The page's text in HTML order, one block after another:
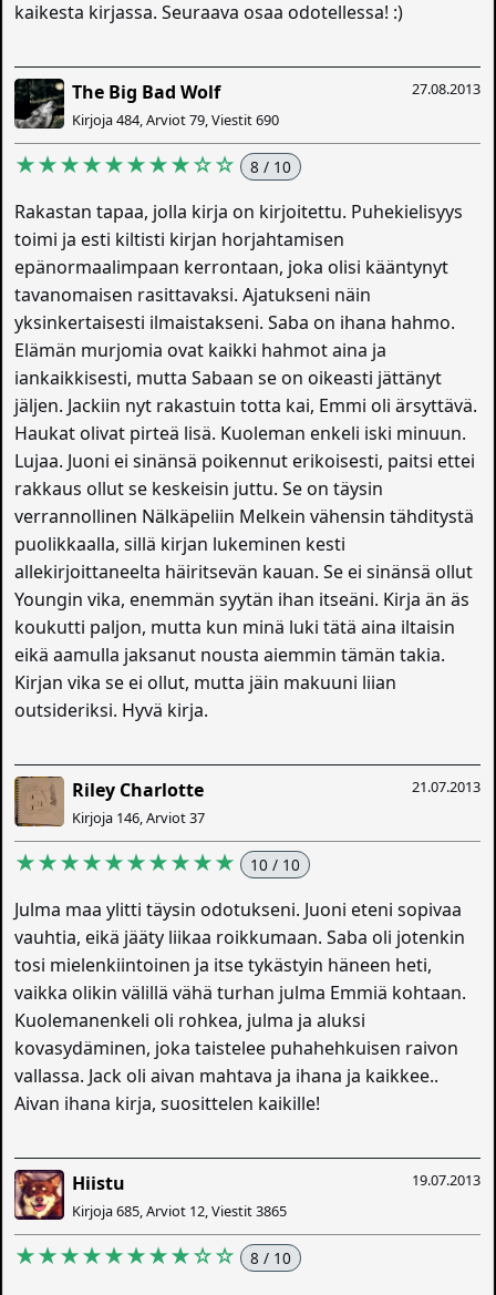
kaikesta kirjassa. Seuraava osaa odotellessa! :)
27.08.2013
The Big Bad Wolf
Kirjoja 484, Arviot 79, Viestit 690
★★★★★★★★☆☆ 8 / 10
Rakastan tapaa, jolla kirja on kirjoitettu. Puhekielisyys
toimi ja esti kiltisti kirjan horjahtamisen
epänormaalimpaan kerrontaan, joka olisi kääntynyt
tavanomaisen rasittavaksi. Ajatukseni näin
yksinkertaisesti ilmaistakseni. Saba on ihana hahmo.
Elämän murjomia ovat kaikki hahmot aina ja
iankaikkisesti, mutta Sabaan se on oikeasti jättänyt
jäljen. Jackiin nyt rakastuin totta kai, Emmi oli ärsyttävä.
Haukat olivat pirteä lisä. Kuoleman enkeli iski minuun.
Lujaa. Juoni ei sinänsä poikennut erikoisesti, paitsi ettei
rakkaus ollut se keskeisin juttu. Se on täysin
verrannollinen Nälkäpeliin Melkein vähensin tähditystä
puolikkaalla, sillä kirjan lukeminen kesti
allekirjoittaneelta häiritsevän kauan. Se ei sinänsä ollut
Youngin vika, enemmän syytän ihan itseäni. Kirja än äs
koukutti paljon, mutta kun minä luki tätä aina iltaisin
eikä aamulla jaksanut nousta aiemmin tämän takia.
Kirjan vika se ei ollut, mutta jäin makuuni liian
outsideriksi. Hyvä kirja.
21.07.2013
Riley Charlotte
Kirjoja 146, Arviot 37
★★★★★★★★★★ 10 / 10
Julma maa ylitti täysin odotukseni. Juoni eteni sopivaa
vauhtia, eikä jääty liikaa roikkumaan. Saba oli jotenkin
tosi mielenkiintoinen ja itse tykästyin häneen heti,
vaikka olikin välillä vähä turhan julma Emmiä kohtaan.
Kuolemanenkeli oli rohkea, julma ja aluksi
kovasydäminen, joka taistelee puhahehkuisen raivon
vallassa. Jack oli aivan mahtava ja ihana ja kaikkee..
Aivan ihana kirja, suosittelen kaikille!
19.07.2013
Hiistu
Kirjoja 685, Arviot 12, Viestit 3865
★★★★★★★★☆☆ 8 / 10